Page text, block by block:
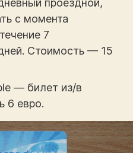
с момента
7
Стоимость — 15
— билет из/в
6 евро.